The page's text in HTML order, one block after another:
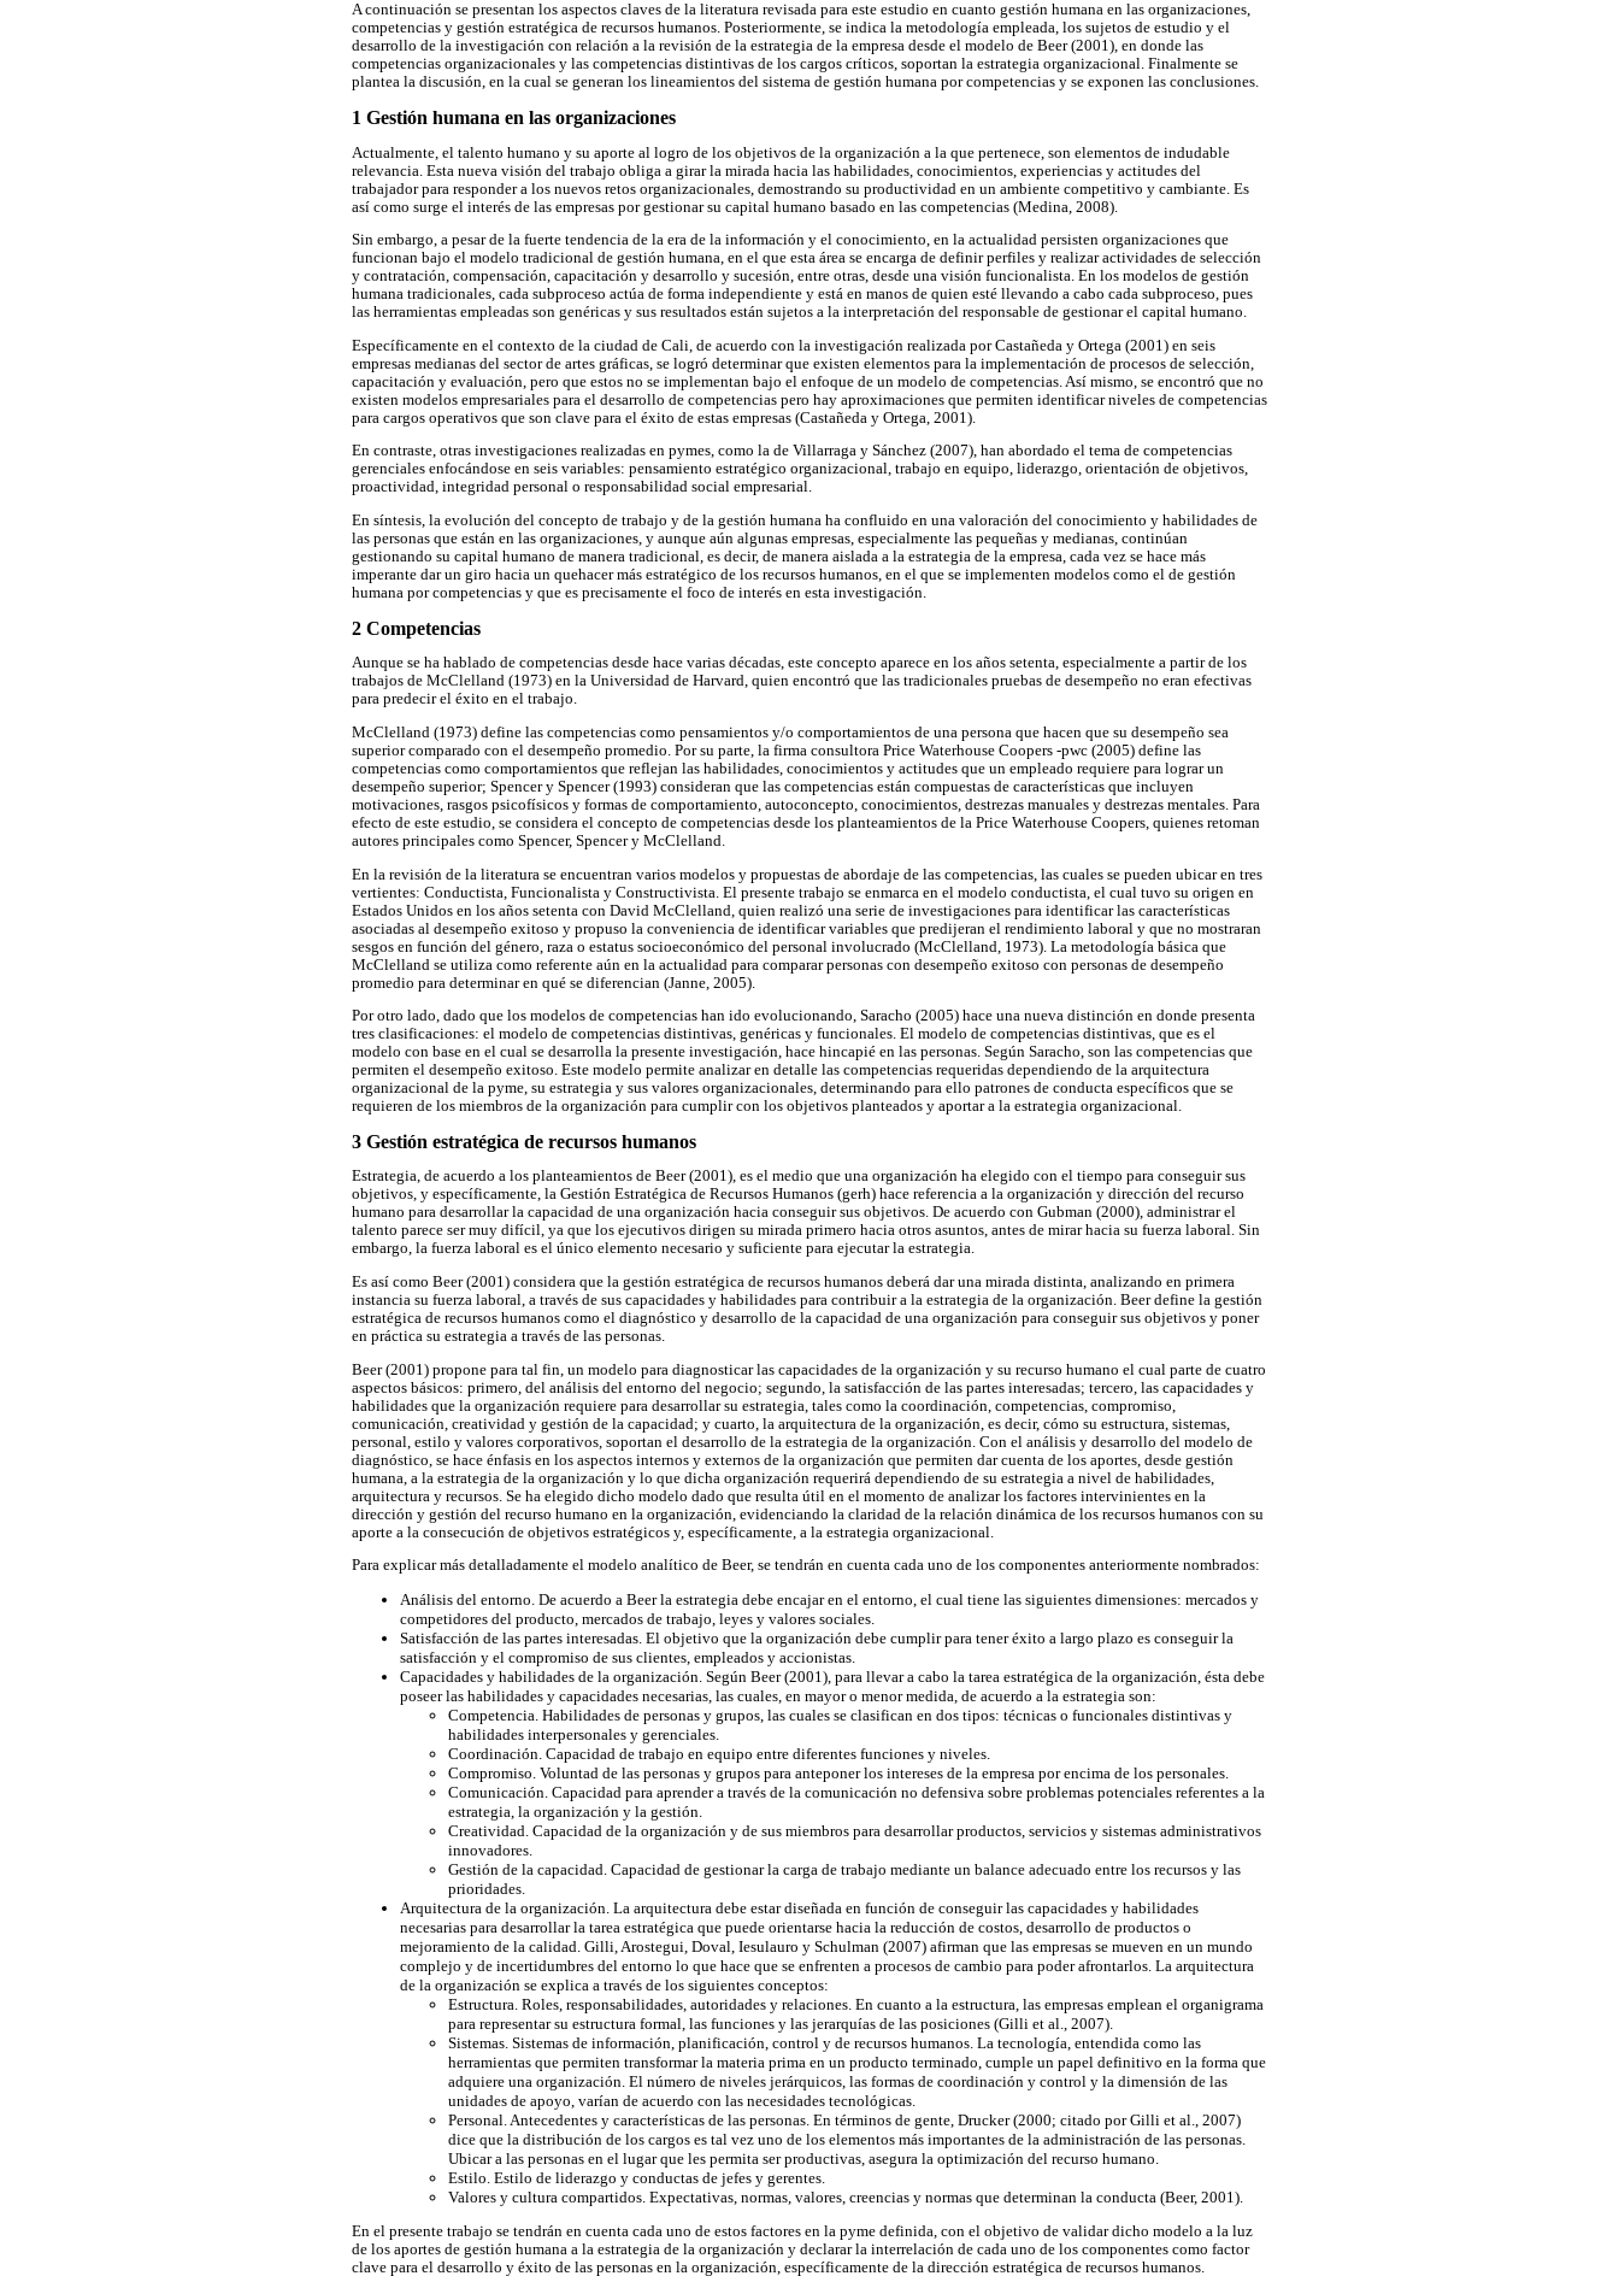
A continuación se presentan los aspectos claves de la literatura revisada para este estudio en cuanto gestión humana en las organizaciones,
competencias y gestión estratégica de recursos humanos. Posteriormente, se indica la metodología empleada, los sujetos de estudio y el
desarrollo de la investigación con relación a la revisión de la estrategia de la empresa desde el modelo de Beer (2001), en donde las
competencias organizacionales y las competencias distintivas de los cargos críticos, soportan la estrategia organizacional. Finalmente se
plantea la discusión, en la cual se generan los lineamientos del sistema de gestión humana por competencias y se exponen las conclusiones.
1 Gestión humana en las organizaciones
Actualmente, el talento humano y su aporte al logro de los objetivos de la organización a la que pertenece, son elementos de indudable
relevancia. Esta nueva visión del trabajo obliga a girar la mirada hacia las habilidades, conocimientos, experiencias y actitudes del
trabajador para responder a los nuevos retos organizacionales, demostrando su productividad en un ambiente competitivo y cambiante. Es
así como surge el interés de las empresas por gestionar su capital humano basado en las competencias (Medina, 2008).
Sin embargo, a pesar de la fuerte tendencia de la era de la información y el conocimiento, en la actualidad persisten organizaciones que
funcionan bajo el modelo tradicional de gestión humana, en el que esta área se encarga de definir perfiles y realizar actividades de selección
y contratación, compensación, capacitación y desarrollo y sucesión, entre otras, desde una visión funcionalista. En los modelos de gestión
humana tradicionales, cada subproceso actúa de forma independiente y está en manos de quien esté llevando a cabo cada subproceso, pues
las herramientas empleadas son genéricas y sus resultados están sujetos a la interpretación del responsable de gestionar el capital humano.
Específicamente en el contexto de la ciudad de Cali, de acuerdo con la investigación realizada por Castañeda y Ortega (2001) en seis
empresas medianas del sector de artes gráficas, se logró determinar que existen elementos para la implementación de procesos de selección,
capacitación y evaluación, pero que estos no se implementan bajo el enfoque de un modelo de competencias. Así mismo, se encontró que no
existen modelos empresariales para el desarrollo de competencias pero hay aproximaciones que permiten identificar niveles de competencias
para cargos operativos que son clave para el éxito de estas empresas (Castañeda y Ortega, 2001).
En contraste, otras investigaciones realizadas en pymes, como la de Villarraga y Sánchez (2007), han abordado el tema de competencias
gerenciales enfocándose en seis variables: pensamiento estratégico organizacional, trabajo en equipo, liderazgo, orientación de objetivos,
proactividad, integridad personal o responsabilidad social empresarial.
En síntesis, la evolución del concepto de trabajo y de la gestión humana ha confluido en una valoración del conocimiento y habilidades de
las personas que están en las organizaciones, y aunque aún algunas empresas, especialmente las pequeñas y medianas, continúan
gestionando su capital humano de manera tradicional, es decir, de manera aislada a la estrategia de la empresa, cada vez se hace más
imperante dar un giro hacia un quehacer más estratégico de los recursos humanos, en el que se implementen modelos como el de gestión
humana por competencias y que es precisamente el foco de interés en esta investigación.
2 Competencias
Aunque se ha hablado de competencias desde hace varias décadas, este concepto aparece en los años setenta, especialmente a partir de los
trabajos de McClelland (1973) en la Universidad de Harvard, quien encontró que las tradicionales pruebas de desempeño no eran efectivas
para predecir el éxito en el trabajo.
McClelland (1973) define las competencias como pensamientos y/o comportamientos de una persona que hacen que su desempeño sea
superior comparado con el desempeño promedio. Por su parte, la firma consultora Price Waterhouse Coopers -pwc (2005) define las
competencias como comportamientos que reflejan las habilidades, conocimientos y actitudes que un empleado requiere para lograr un
desempeño superior; Spencer y Spencer (1993) consideran que las competencias están compuestas de características que incluyen
motivaciones, rasgos psicofísicos y formas de comportamiento, autoconcepto, conocimientos, destrezas manuales y destrezas mentales. Para
efecto de este estudio, se considera el concepto de competencias desde los planteamientos de la Price Waterhouse Coopers, quienes retoman
autores principales como Spencer, Spencer y McClelland.
En la revisión de la literatura se encuentran varios modelos y propuestas de abordaje de las competencias, las cuales se pueden ubicar en tres
vertientes: Conductista, Funcionalista y Constructivista. El presente trabajo se enmarca en el modelo conductista, el cual tuvo su origen en
Estados Unidos en los años setenta con David McClelland, quien realizó una serie de investigaciones para identificar las características
asociadas al desempeño exitoso y propuso la conveniencia de identificar variables que predijeran el rendimiento laboral y que no mostraran
sesgos en función del género, raza o estatus socioeconómico del personal involucrado (McClelland, 1973). La metodología básica que
McClelland se utiliza como referente aún en la actualidad para comparar personas con desempeño exitoso con personas de desempeño
promedio para determinar en qué se diferencian (Janne, 2005).
Por otro lado, dado que los modelos de competencias han ido evolucionando, Saracho (2005) hace una nueva distinción en donde presenta
tres clasificaciones: el modelo de competencias distintivas, genéricas y funcionales. El modelo de competencias distintivas, que es el
modelo con base en el cual se desarrolla la presente investigación, hace hincapié en las personas. Según Saracho, son las competencias que
permiten el desempeño exitoso. Este modelo permite analizar en detalle las competencias requeridas dependiendo de la arquitectura
organizacional de la pyme, su estrategia y sus valores organizacionales, determinando para ello patrones de conducta específicos que se
requieren de los miembros de la organización para cumplir con los objetivos planteados y aportar a la estrategia organizacional.
3 Gestión estratégica de recursos humanos
Estrategia, de acuerdo a los planteamientos de Beer (2001), es el medio que una organización ha elegido con el tiempo para conseguir sus
objetivos, y específicamente, la Gestión Estratégica de Recursos Humanos (gerh) hace referencia a la organización y dirección del recurso
humano para desarrollar la capacidad de una organización hacia conseguir sus objetivos. De acuerdo con Gubman (2000), administrar el
talento parece ser muy difícil, ya que los ejecutivos dirigen su mirada primero hacia otros asuntos, antes de mirar hacia su fuerza laboral. Sin
embargo, la fuerza laboral es el único elemento necesario y suficiente para ejecutar la estrategia.
Es así como Beer (2001) considera que la gestión estratégica de recursos humanos deberá dar una mirada distinta, analizando en primera
instancia su fuerza laboral, a través de sus capacidades y habilidades para contribuir a la estrategia de la organización. Beer define la gestión
estratégica de recursos humanos como el diagnóstico y desarrollo de la capacidad de una organización para conseguir sus objetivos y poner
en práctica su estrategia a través de las personas.
Beer (2001) propone para tal fin, un modelo para diagnosticar las capacidades de la organización y su recurso humano el cual parte de cuatro
aspectos básicos: primero, del análisis del entorno del negocio; segundo, la satisfacción de las partes interesadas; tercero, las capacidades y
habilidades que la organización requiere para desarrollar su estrategia, tales como la coordinación, competencias, compromiso,
comunicación, creatividad y gestión de la capacidad; y cuarto, la arquitectura de la organización, es decir, cómo su estructura, sistemas,
personal, estilo y valores corporativos, soportan el desarrollo de la estrategia de la organización. Con el análisis y desarrollo del modelo de
diagnóstico, se hace énfasis en los aspectos internos y externos de la organización que permiten dar cuenta de los aportes, desde gestión
humana, a la estrategia de la organización y lo que dicha organización requerirá dependiendo de su estrategia a nivel de habilidades,
arquitectura y recursos. Se ha elegido dicho modelo dado que resulta útil en el momento de analizar los factores intervinientes en la
dirección y gestión del recurso humano en la organización, evidenciando la claridad de la relación dinámica de los recursos humanos con su
aporte a la consecución de objetivos estratégicos y, específicamente, a la estrategia organizacional.
Para explicar más detalladamente el modelo analítico de Beer, se tendrán en cuenta cada uno de los componentes anteriormente nombrados:
Análisis del entorno. De acuerdo a Beer la estrategia debe encajar en el entorno, el cual tiene las siguientes dimensiones: mercados y
competidores del producto, mercados de trabajo, leyes y valores sociales.
Satisfacción de las partes interesadas. El objetivo que la organización debe cumplir para tener éxito a largo plazo es conseguir la
satisfacción y el compromiso de sus clientes, empleados y accionistas.
Capacidades y habilidades de la organización. Según Beer (2001), para llevar a cabo la tarea estratégica de la organización, ésta debe
poseer las habilidades y capacidades necesarias, las cuales, en mayor o menor medida, de acuerdo a la estrategia son:
Competencia. Habilidades de personas y grupos, las cuales se clasifican en dos tipos: técnicas o funcionales distintivas y
habilidades interpersonales y gerenciales.
Coordinación. Capacidad de trabajo en equipo entre diferentes funciones y niveles.
Compromiso. Voluntad de las personas y grupos para anteponer los intereses de la empresa por encima de los personales.
Comunicación. Capacidad para aprender a través de la comunicación no defensiva sobre problemas potenciales referentes a la
estrategia, la organización y la gestión.
Creatividad. Capacidad de la organización y de sus miembros para desarrollar productos, servicios y sistemas administrativos
innovadores.
Gestión de la capacidad. Capacidad de gestionar la carga de trabajo mediante un balance adecuado entre los recursos y las
prioridades.
Arquitectura de la organización. La arquitectura debe estar diseñada en función de conseguir las capacidades y habilidades
necesarias para desarrollar la tarea estratégica que puede orientarse hacia la reducción de costos, desarrollo de productos o
mejoramiento de la calidad. Gilli, Arostegui, Doval, Iesulauro y Schulman (2007) afirman que las empresas se mueven en un mundo
complejo y de incertidumbres del entorno lo que hace que se enfrenten a procesos de cambio para poder afrontarlos. La arquitectura
de la organización se explica a través de los siguientes conceptos:
Estructura. Roles, responsabilidades, autoridades y relaciones. En cuanto a la estructura, las empresas emplean el organigrama
para representar su estructura formal, las funciones y las jerarquías de las posiciones (Gilli et al., 2007).
Sistemas. Sistemas de información, planificación, control y de recursos humanos. La tecnología, entendida como las
herramientas que permiten transformar la materia prima en un producto terminado, cumple un papel definitivo en la forma que
adquiere una organización. El número de niveles jerárquicos, las formas de coordinación y control y la dimensión de las
unidades de apoyo, varían de acuerdo con las necesidades tecnológicas.
Personal. Antecedentes y características de las personas. En términos de gente, Drucker (2000; citado por Gilli et al., 2007)
dice que la distribución de los cargos es tal vez uno de los elementos más importantes de la administración de las personas.
Ubicar a las personas en el lugar que les permita ser productivas, asegura la optimización del recurso humano.
Estilo. Estilo de liderazgo y conductas de jefes y gerentes.
Valores y cultura compartidos. Expectativas, normas, valores, creencias y normas que determinan la conducta (Beer, 2001).
En el presente trabajo se tendrán en cuenta cada uno de estos factores en la pyme definida, con el objetivo de validar dicho modelo a la luz
de los aportes de gestión humana a la estrategia de la organización y declarar la interrelación de cada uno de los componentes como factor
clave para el desarrollo y éxito de las personas en la organización, específicamente de la dirección estratégica de recursos humanos.